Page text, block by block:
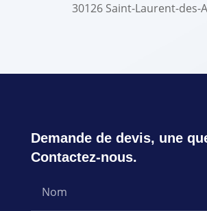
30126 Saint-Laurent-des-
Demande de devis, une
Contactez-nous.